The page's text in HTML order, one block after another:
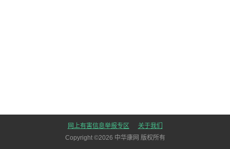
网上有害信息举报专区
关于我们
Copyright ©2026 中华康网 版权所有